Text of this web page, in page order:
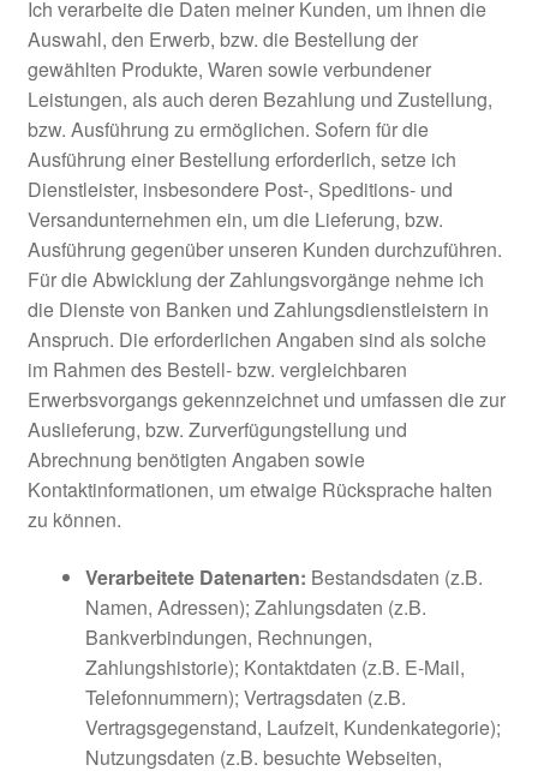
Ich verarbeite die Daten meiner Kunden, um ihnen die
Auswahl, den Erwerb, bzw. die Bestellung der
gewählten Produkte, Waren sowie verbundener
Leistungen, als auch deren Bezahlung und Zustellung,
bzw. Ausführung zu ermöglichen. Sofern für die
Ausführung einer Bestellung erforderlich, setze ich
Dienstleister, insbesondere Post-, Speditions- und
Versandunternehmen ein, um die Lieferung, bzw.
Ausführung gegenüber unseren Kunden durchzuführen.
Für die Abwicklung der Zahlungsvorgänge nehme ich
die Dienste von Banken und Zahlungsdienstleistern in
Anspruch. Die erforderlichen Angaben sind als solche
im Rahmen des Bestell- bzw. vergleichbaren
Erwerbsvorgangs gekennzeichnet und umfassen die zur
Auslieferung, bzw. Zurverfügungstellung und
Abrechnung benötigten Angaben sowie
Kontaktinformationen, um etwaige Rücksprache halten
zu können.
Verarbeitete Datenarten: Bestandsdaten (z.B.
Namen, Adressen); Zahlungsdaten (z.B.
Bankverbindungen, Rechnungen,
Zahlungshistorie); Kontaktdaten (z.B. E-Mail,
Telefonnummern); Vertragsdaten (z.B.
Vertragsgegenstand, Laufzeit, Kundenkategorie);
Nutzungsdaten (z.B. besuchte Webseiten,